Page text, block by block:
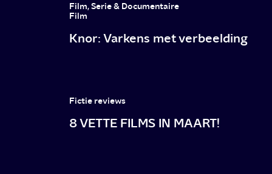
Film, Serie & Documentaire
Film
Knor: Varkens met verbeelding
Fictie reviews
8 VETTE FILMS IN MAART!